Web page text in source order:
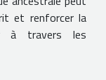
et renforcer la
à travers les